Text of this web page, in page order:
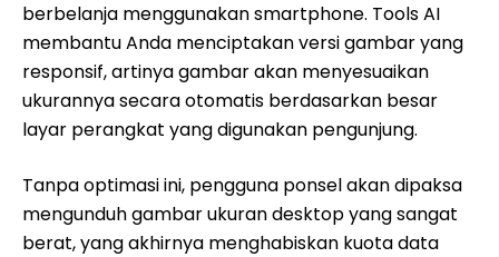
berbelanja menggunakan smartphone. Tools AI
membantu Anda menciptakan versi gambar yang
responsif, artinya gambar akan menyesuaikan
ukurannya secara otomatis berdasarkan besar
layar perangkat yang digunakan pengunjung.
Tanpa optimasi ini, pengguna ponsel akan dipaksa
mengunduh gambar ukuran desktop yang sangat
berat, yang akhirnya menghabiskan kuota data